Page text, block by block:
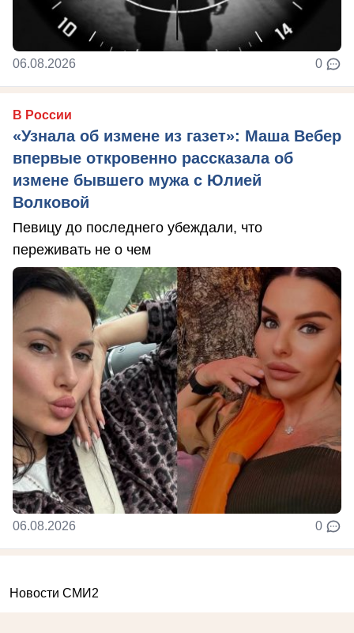
06.08.2026 0
В России
«Узнала об измене из газет»: Маша Вебер
впервые откровенно рассказала об
измене бывшего мужа с Юлией
Волковой
Певицу до последнего убеждали, что
переживать не о чем
06.08.2026 0
Новости СМИ2